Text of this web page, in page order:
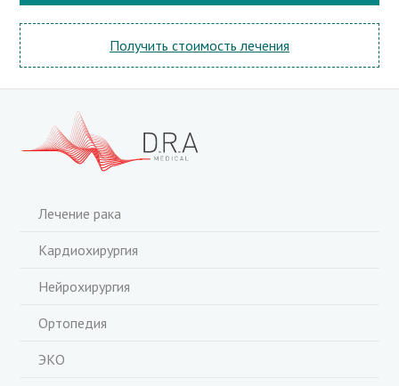
Получить стоимость лечения
Лечение рака
Кардиохирургия
Нейрохирургия
Ортопедия
ЭКО